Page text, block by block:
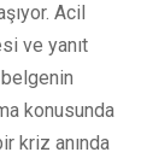
Acil
ve yanıt
konusunda
kriz anında